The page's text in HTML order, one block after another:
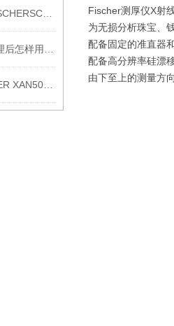
Fischer测厚仪X射
为无损分析珠宝、
配备固定的准直器
配备高分辨率硅漂
由下至上的测量方